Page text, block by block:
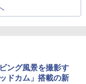
ング風景を撮影す
ドカム」搭載の新